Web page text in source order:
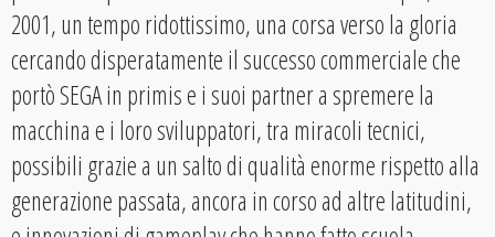
2001, un tempo ridottissimo, una corsa verso la gloria
cercando disperatamente il successo commerciale che
portò SEGA in primis e i suoi partner a spremere la
macchina e i loro sviluppatori, tra miracoli tecnici,
possibili grazie a un salto di qualità enorme rispetto alla
generazione passata, ancora in corso ad altre latitudini,